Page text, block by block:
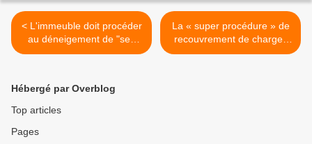
< L'immeuble doit procéder
au déneigement de "ses
trottoirs"
La « super procédure » de
recouvrement de charges
de copropriété >
Hébergé par Overblog
Top articles
Pages